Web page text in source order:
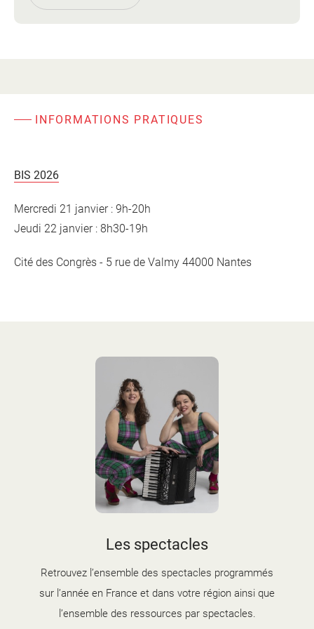
INFORMATIONS PRATIQUES
BIS 2026
Mercredi 21 janvier : 9h-20h
Jeudi 22 janvier : 8h30-19h
Cité des Congrès - 5 rue de Valmy 44000 Nantes
Les spectacles
Retrouvez l’ensemble des spectacles programmés
sur l’année en France et dans votre région ainsi que
l’ensemble des ressources par spectacles.